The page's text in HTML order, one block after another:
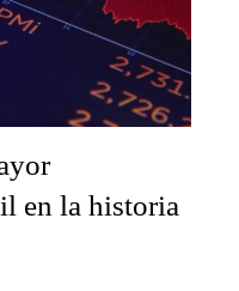
en la historia